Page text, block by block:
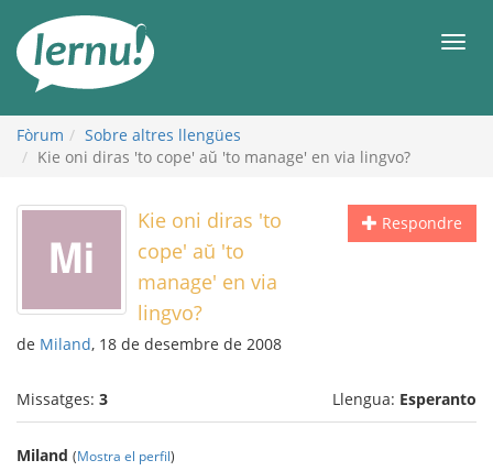
contingut
Fòrum
Sobre altres llengües
Kie oni diras 'to cope' aŭ 'to manage' en via lingvo?
Respondre
Kie oni diras 'to
cope' aŭ 'to
manage' en via
lingvo?
de Miland, 18 de desembre de 2008
Missatges: 3 Llengua: Esperanto
Miland (Mostra el perfil)